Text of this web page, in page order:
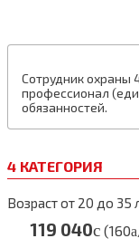
Сотрудник охраны
профессионал
обязанностей.
4 КАТЕГОРИЯ
Возраст от 20 до 35
119 040c (160a